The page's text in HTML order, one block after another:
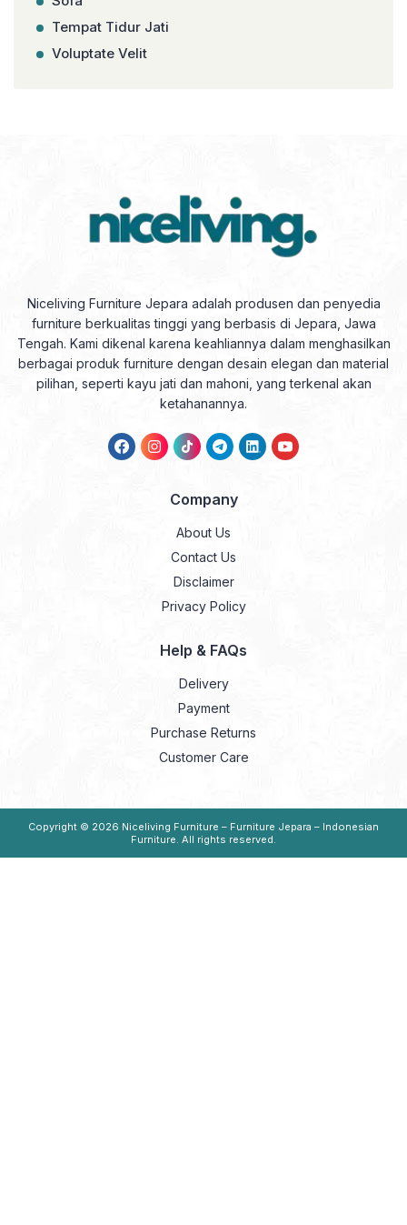
Tempat Tidur Jati
Voluptate Velit
Niceliving Furniture Jepara adalah produsen dan penyedia
furniture berkualitas tinggi yang berbasis di Jepara, Jawa
Tengah. Kami dikenal karena keahliannya dalam menghasilkan
berbagai produk furniture dengan desain elegan dan material
pilihan, seperti kayu jati dan mahoni, yang terkenal akan
ketahanannya.
Company
About Us
Contact Us
Disclaimer
Privacy Policy
Help & FAQs
Delivery
Payment
Purchase Returns
Customer Care
Copyright © 2026 Niceliving Furniture – Furniture Jepara – Indonesian
Furniture. All rights reserved.